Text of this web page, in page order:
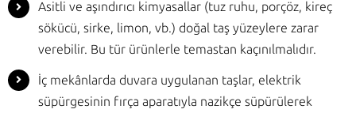
Asitli ve aşındırıcı kimyasallar (tuz ruhu, porçöz, kireç
sökücü, sirke, limon, vb.) doğal taş yüzeylere zarar
verebilir. Bu tür ürünlerle temastan kaçınılmalıdır.
İç mekânlarda duvara uygulanan taşlar, elektrik
süpürgesinin fırça aparatıyla nazikçe süpürülerek